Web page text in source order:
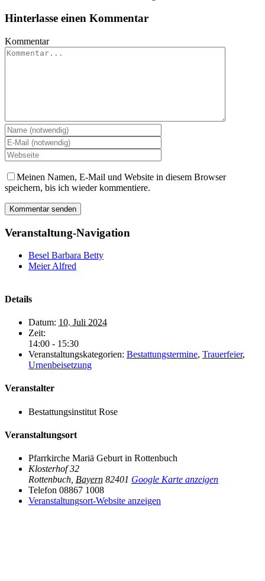
Hinterlasse einen Kommentar
Kommentar
Meinen Namen, E-Mail und Website in diesem Browser
speichern, bis ich wieder kommentiere.
Veranstaltung-Navigation
Besel Barbara Betty
Meier Alfred
Details
Datum: 10. Juli 2024
Zeit:
14:00 - 15:30
Veranstaltungskategorien: Bestattungstermine, Trauerfeier,
Urnenbeisetzung
Veranstalter
Bestattungsinstitut Rose
Veranstaltungsort
Pfarrkirche Mariä Geburt in Rottenbuch
Klosterhof 32
Rottenbuch Bayern 82401 Google Karte anzeigen
Telefon 08867 1008
Veranstaltungsort-Website anzeigen